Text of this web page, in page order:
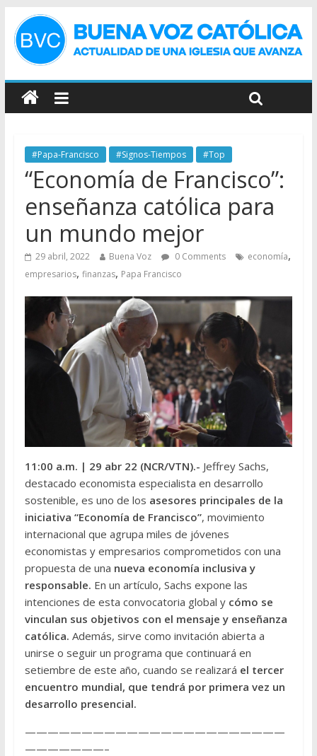
#Papa-Francisco #Signos-Tiempos #Top
“Economía de Francisco”:
enseñanza católica para
un mundo mejor
29 abril, 2022 Buena Voz 0 Comments economía,
empresarios, finanzas, Papa Francisco
11:00 a.m. | 29 abr 22 (NCR/VTN).- Jeffrey Sachs,
destacado economista especialista en desarrollo
sostenible, es uno de los asesores principales de la
iniciativa “Economía de Francisco”, movimiento
internacional que agrupa miles de jóvenes
economistas y empresarios comprometidos con una
propuesta de una nueva economía inclusiva y
responsable. En un artículo, Sachs expone las
intenciones de esta convocatoria global ycómo se
vinculan sus objetivos con el mensaje y enseñanza
católica. Además, sirve como invitación abierta a
unirse o seguir un programa que continuará en
setiembre de este año, cuando se realizará el tercer
encuentro mundial, que tendrá por primera vez un
desarrollo presencial.
———————————————————————
———————–